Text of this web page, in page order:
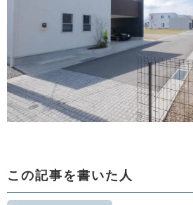
この記事を書いた人